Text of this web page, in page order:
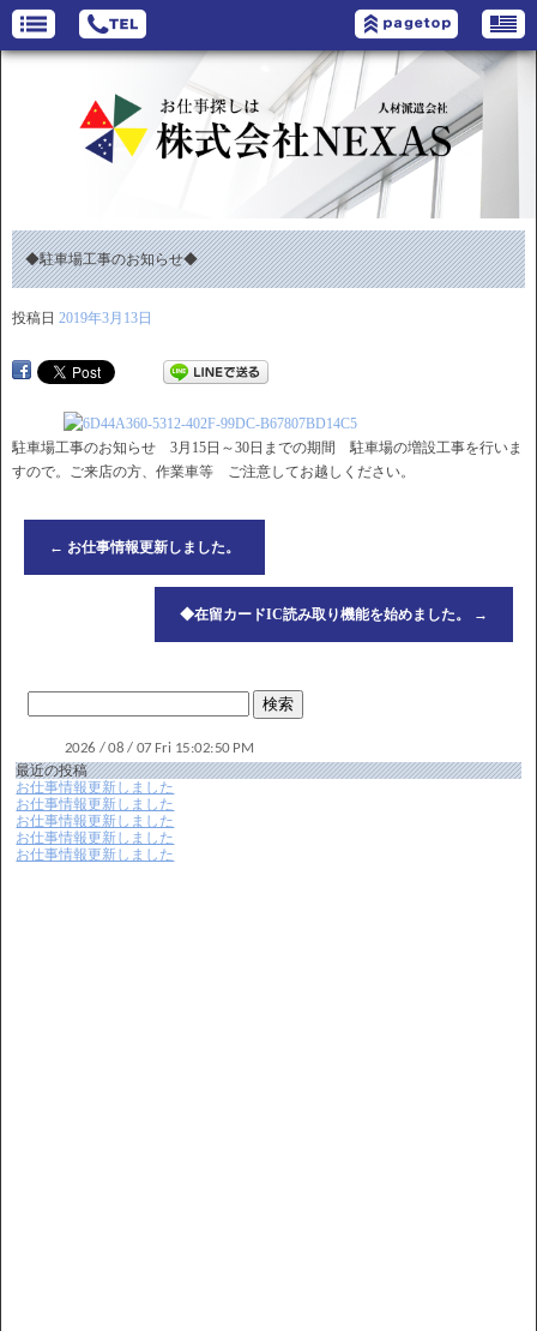
◆駐車場工事のお知らせ◆
投稿日 2019年3月13日
駐車場工事のお知らせ 3月15日～30日までの期間 駐車場の増設工事を行いま
すので。ご来店の方、作業車等 ご注意してお越しください。
← お仕事情報更新しました。
◆在留カードIC読み取り機能を始めました。 →
最近の投稿
お仕事情報更新しました
お仕事情報更新しました
お仕事情報更新しました
お仕事情報更新しました
お仕事情報更新しました